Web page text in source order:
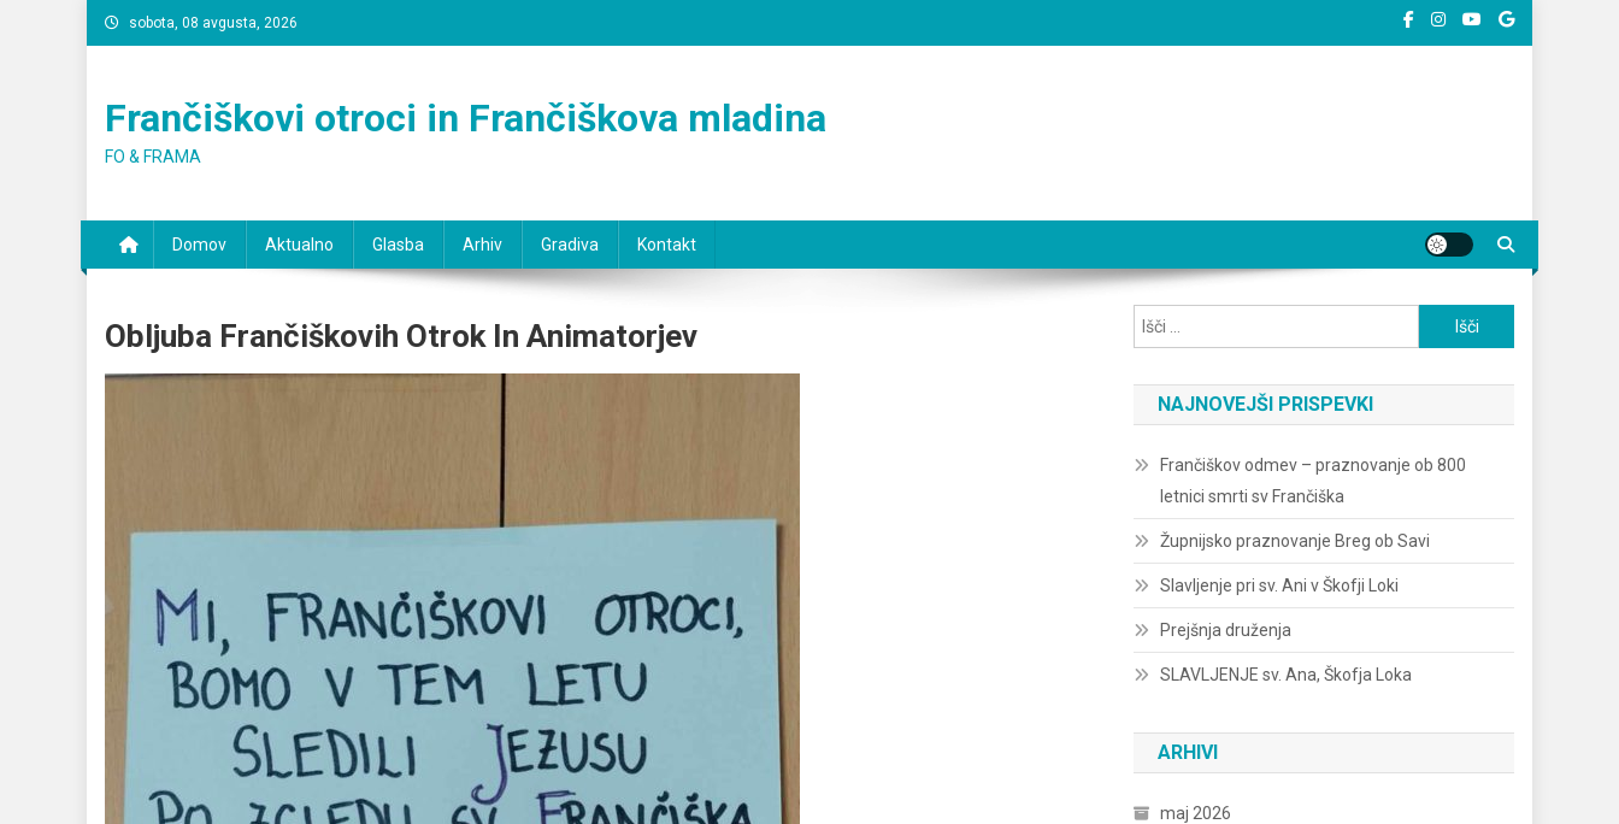
Skip
to
sobota, 08 avgusta, 2026
Frančiškovi otroci in Frančiškova mladina
FO & FRAMA
Domov Aktualno Glasba Arhiv Gradiva Kontakt
Obljuba Frančiškovih Otrok In Animatorjev
NAJNOVEJŠI PRISPEVKI
Frančiškov odmev – praznovanje ob 800
letnici smrti sv Frančiška
Župnijsko praznovanje Breg ob Savi
Slavljenje pri sv. Ani v Škofji Loki
Prejšnja druženja
SLAVLJENJE sv. Ana, Škofja Loka
ARHIVI
maj 2026